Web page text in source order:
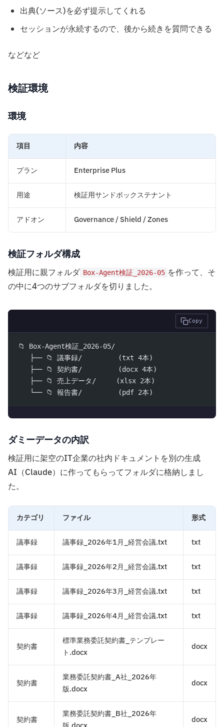
出典(ソース)を必ず提示してくれる
セッションが永続するので、後から続きを質問できる
などなど
検証環境
環境
項目 内容
プラン Enterprise Plus
用途 検証用サンドボックステナント
アドオン Governance / Shield / Zones
検証フォルダ構成
検証用に親フォルダ Box-Agent検証_2026-05 を作って、そ
の中に4つのサブフォルダを切りました。
Copy
📁 Box-Agent検証_2026-05/
   ├── 📁 議事録/         (txt 4本)
   ├── 📁 契約書/         (docx 4本)
   ├── 📁 売上データ/     (xlsx 2本)
   └── 📁 報告書/         (pdf 2本)
ダミーデータの内訳
検証用に架空のIT企業の社内ドキュメントを別の生成
AI（Claude）に作ってもらってフォルダに格納しまし
た。
カテゴリ ファイル 形式
議事録 議事録_2026年1月_経営会議.txt txt
議事録 議事録_2026年2月_経営会議.txt txt
議事録 議事録_2026年3月_経営会議.txt txt
議事録 議事録_2026年4月_経営会議.txt txt
契約書
標準業務委託契約書_テンプレー
ト.docx
docx
契約書
業務委託契約書_A社_2026年
版.docx
docx
契約書
業務委託契約書_B社_2026年
docx